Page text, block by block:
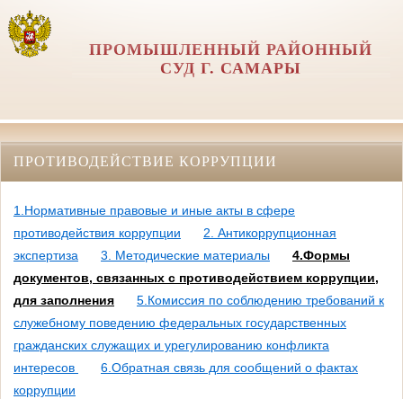
ПРОМЫШЛЕННЫЙ РАЙОННЫЙ
СУД Г. САМАРЫ
ПРОТИВОДЕЙСТВИЕ КОРРУПЦИИ
1.Нормативные правовые и иные акты в сфере
противодействия коррупции
2. Антикоррупционная
экспертиза
3. Методические материалы
4.Формы
документов, связанных с противодействием коррупции,
для заполнения
5.Комиссия по соблюдению требований к
служебному поведению федеральных государственных
гражданских служащих и урегулированию конфликта
интересов
6.Обратная связь для сообщений о фактах
коррупции